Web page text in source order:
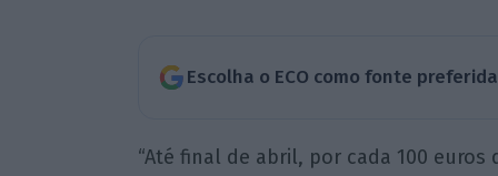
Escolha o ECO como fonte
“Até final de abril, por cada 100 euros